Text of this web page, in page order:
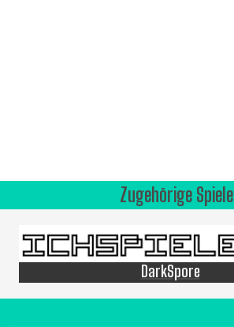
Zugehörige Spiele
DarkSpore